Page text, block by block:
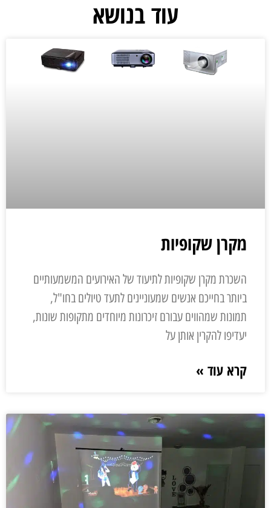
עוד בנושא
מקרן שקופיות
השכרת מקרן שקופיות לתיעוד של האירועים המשמעותיים
ביותר בחייכם אנשים שמעוניינים לתעד טיולים בחו"ל,
תמונות שמהווים עבורם זיכרונות מיוחדים מתקופות שונות,
יעדיפו להקרין אותן על
קרא עוד »